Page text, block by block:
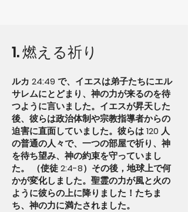
1. 燃える祈り
ルカ 24:49 で、イエスは弟子たちにエル
サレムにとどまり、神の力が来るのを待
つように言いました。イエスが昇天した
後、彼らは政治体制や宗教指導者からの
迫害に直面していました。彼らは 120 人
の普通の人々で、一つの部屋で祈り、神
を待ち望み、神の約束を守っていまし
た。 （使徒 2:4-8）その後，地球上で何
かが変化しました。聖霊の力が風と火の
ように彼らの上に降りました！たちま
ち、神の力に満たされました。